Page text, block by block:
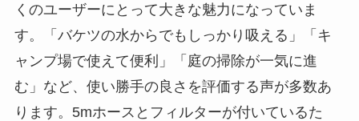
くのユーザーにとって大きな魅力になっていま
す。「バケツの水からでもしっかり吸える」「キ
ャンプ場で使えて便利」「庭の掃除が一気に進
む」など、使い勝手の良さを評価する声が多数あ
ります。5mホースとフィルターが付いているた